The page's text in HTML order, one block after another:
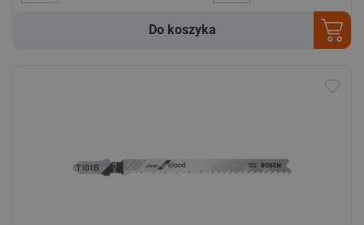
Do koszyka